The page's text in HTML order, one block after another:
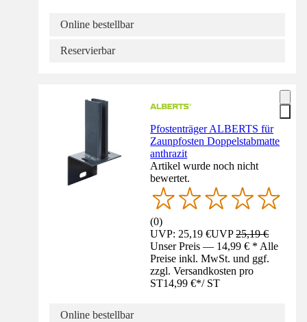
Online bestellbar
Reservierbar
Pfostenträger ALBERTS für
Zaunpfosten Doppelstabmatte
anthrazit
Artikel wurde noch nicht
bewertet.
(0)
UVP: 25,19 €UVP25,19 €
Unser Preis — 14,99 € * Alle
Preise inkl. MwSt. und ggf.
zzgl. Versandkosten pro
ST14,99 €*/ ST
Online bestellbar